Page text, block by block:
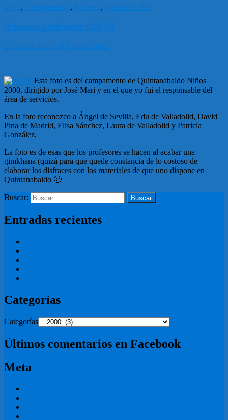
2000, Campamentos, Profesor, Quintanabaldo
Algunos profesores QN’00
25 septiembre, 2010 Juan Carlos
Esta foto es del campamento de Quintanabaldo Niños
2000, dirigido por José Mari y en el que yo fui el responsable del
área de servicios.
En la foto reconozco a Ángel de Sevilla, Edu de Valladolid, David
Pina de Madrid, Elisa Sánchez, Laura de Valladolid y Patricia
González.
La foto es de esas que los profesores se hacen al acabar una
gimkhana (quizá para que quede constancia de lo costoso de
elaborar los disfraces con los materiales de que uno dispone en
Quintanabaldo 🙂
Buscar:
Entradas recientes
Categorías
Categorías
Últimos comentarios en Facebook
Meta